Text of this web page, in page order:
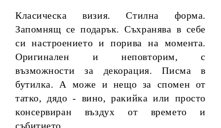
Класическа визия. Стилна форма.
Запомнящ се подарък. Съхранява в себе
си настроението и порива на момента.
Оригинален и неповторим, с
възможности за декорация. Писма в
бутилка. А може и нещо за спомен от
татко, дядо - вино, ракийка или просто
консервиран въздух от времето и
събитието....